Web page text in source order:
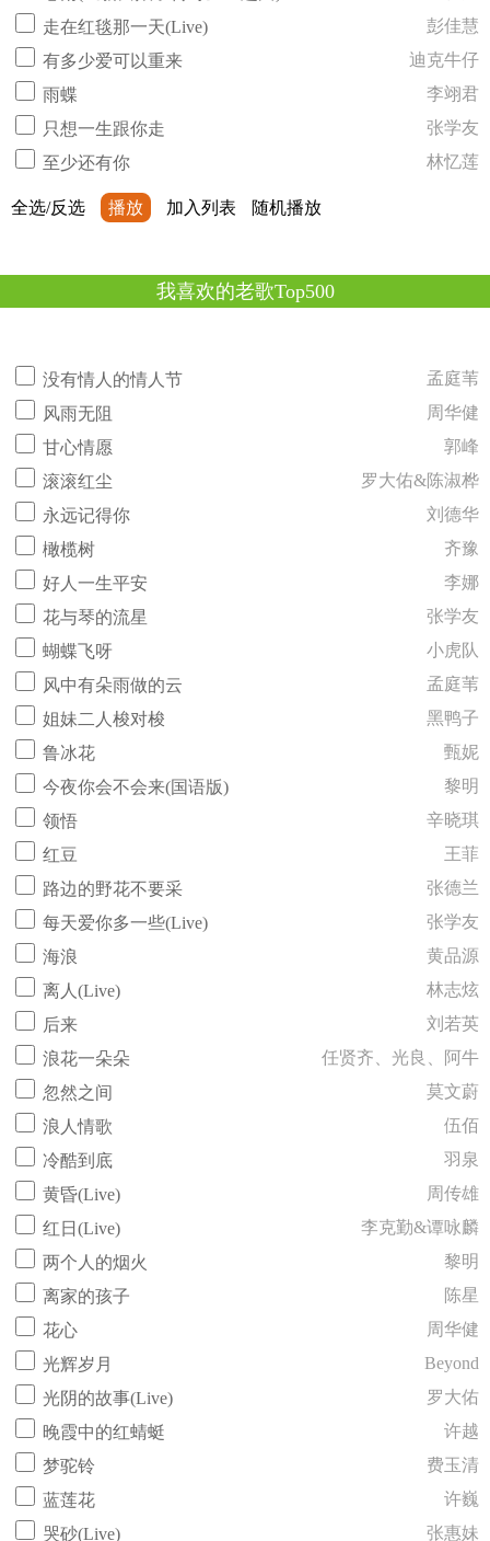
走在红毯那一天(Live)
彭佳慧
有多少爱可以重来
迪克牛仔
雨蝶
李翊君
只想一生跟你走
张学友
至少还有你
林忆莲
全选/反选 播放 加入列表 随机播放
我喜欢的老歌Top500
没有情人的情人节
孟庭苇
风雨无阻
周华健
甘心情愿
郭峰
滚滚红尘
罗大佑&陈淑桦
永远记得你
刘德华
橄榄树
齐豫
好人一生平安
李娜
花与琴的流星
张学友
蝴蝶飞呀
小虎队
风中有朵雨做的云
孟庭苇
姐妹二人梭对梭
黑鸭子
鲁冰花
甄妮
今夜你会不会来(国语版)
黎明
领悟
辛晓琪
红豆
王菲
路边的野花不要采
张德兰
每天爱你多一些(Live)
张学友
海浪
黄品源
离人(Live)
林志炫
后来
刘若英
浪花一朵朵
任贤齐、光良、阿牛
忽然之间
莫文蔚
浪人情歌
伍佰
冷酷到底
羽泉
黄昏(Live)
周传雄
红日(Live)
李克勤&谭咏麟
两个人的烟火
黎明
离家的孩子
陈星
花心
周华健
光辉岁月
Beyond
光阴的故事(Live)
罗大佑
晚霞中的红蜻蜓
许越
梦驼铃
费玉清
蓝莲花
许巍
哭砂(Live)
张惠妹